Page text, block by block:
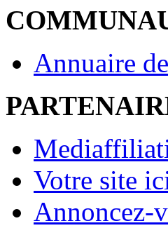
Annuaire
Votre site
Annoncez-